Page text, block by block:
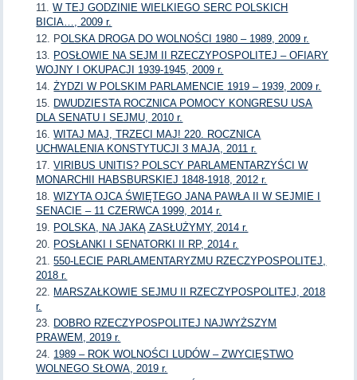
W TEJ GODZINIE WIELKIEGO SERC POLSKICH
BICIA…, 2009 r.
POLSKA DROGA DO WOLNOŚCI 1980 – 1989, 2009 r.
POSŁOWIE NA SEJM II RZECZYPOSPOLITEJ – OFIARY
WOJNY I OKUPACJI 1939-1945, 2009 r.
ŻYDZI W POLSKIM PARLAMENCIE 1919 – 1939, 2009 r.
DWUDZIESTA ROCZNICA POMOCY KONGRESU USA
DLA SENATU I SEJMU, 2010 r.
WITAJ MAJ, TRZECI MAJ! 220. ROCZNICA
UCHWALENIA KONSTYTUCJI 3 MAJA, 2011 r.
VIRIBUS UNITIS? POLSCY PARLAMENTARZYŚCI W
MONARCHII HABSBURSKIEJ 1848-1918, 2012 r.
WIZYTA OJCA ŚWIĘTEGO JANA PAWŁA II W SEJMIE I
SENACIE – 11 CZERWCA 1999, 2014 r.
POLSKA, NA JAKĄ ZASŁUŻYMY, 2014 r.
POSŁANKI I SENATORKI II RP, 2014 r.
550-LECIE PARLAMENTARYZMU RZECZYPOSPOLITEJ,
2018 r.
MARSZAŁKOWIE SEJMU II RZECZYPOSPOLITEJ, 2018
r.
DOBRO RZECZYPOSPOLITEJ NAJWYŻSZYM
PRAWEM, 2019 r.
1989 – ROK WOLNOŚCI LUDÓW – ZWYCIĘSTWO
WOLNEGO SŁOWA, 2019 r.